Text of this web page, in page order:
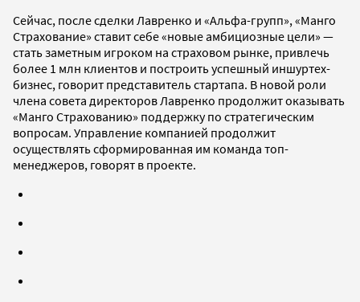
Сейчас, после сделки Лавренко и «Альфа-групп», «Манго
Страхование» ставит себе «новые амбициозные цели» —
стать заметным игроком на страховом рынке, привлечь
более 1 млн клиентов и построить успешный иншуртех-
бизнес, говорит представитель стартапа. В новой роли
члена совета директоров Лавренко продолжит оказывать
«Манго Страхованию» поддержку по стратегическим
вопросам. Управление компанией продолжит
осуществлять сформированная им команда топ-
менеджеров, говорят в проекте.